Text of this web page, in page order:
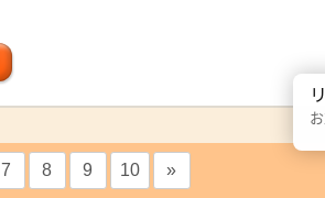
7 8 9 10 »